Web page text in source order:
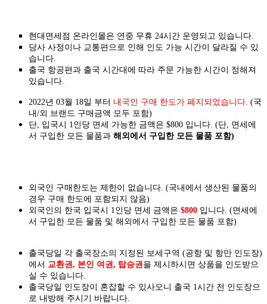
현대면세점 온라인몰은 연중 무휴 24시간 운영되고 있습니다.
당사 사정이나 교통편으로 인해 인도 가능 시간이 달라질 수 있
습니다.
출국 항공편과 출국 시간대에 따라 주문 가능한 시간이 정해져
있습니다.
2022년 03월 18일 부터 내국인 구매 한도가 폐지되었습니다. (국
내/외 브랜드 구매금액 모두 포함)
단, 입국시 1인당 면세 가능한 금액은 $800 입니다. (단, 면세에
서 구입한 모든 물품과 해외에서 구입한 모든 물품 포함)
외국인 구매한도는 제한이 없습니다. (국내에서 생산된 물품의
경우 구매 한도에 포함되지 않음)
외국인의 한국 입국시 1인당 면세 금액은 $800 입니다. (면세에
서 구입한 모든 물품 및 해외에서 구입한 모든 물품 포함)
출국당일 각 출국장소의 지정된 보세구역 (공항 및 항만 인도장)
에서 교환권, 본인 여권, 탑승권 을 제시하시면 상품을 인도 받으
실 수 있습니다.
출국당일 인도장이 혼잡할 수 있사오니 출국 1시간 전 인도장으
로 내방해 주시기 바랍니다.